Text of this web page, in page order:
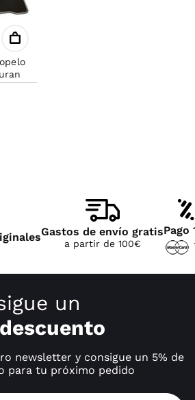
Gastos de envío gratis
a partir de 100€
Pago
un
newsletter y consigue un 5% de
para tu próximo pedido